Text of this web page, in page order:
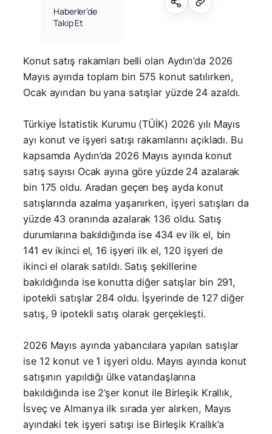
Haberler’de
Takip Et
Konut satış rakamları belli olan Aydın’da 2026
Mayıs ayında toplam bin 575 konut satılırken,
Ocak ayından bu yana satışlar yüzde 24 azaldı.
Türkiye İstatistik Kurumu (TÜİK) 2026 yılı Mayıs
ayı konut ve işyeri satışı rakamlarını açıkladı. Bu
kapsamda Aydın’da 2026 Mayıs ayında konut
satış sayısı Ocak ayına göre yüzde 24 azalarak
bin 175 oldu. Aradan geçen beş ayda konut
satışlarında azalma yaşanırken, işyeri satışları da
yüzde 43 oranında azalarak 136 oldu. Satış
durumlarına bakıldığında ise 434 ev ilk el, bin
141 ev ikinci el, 16 işyeri ilk el, 120 işyeri de
ikinci el olarak satıldı. Satış şekillerine
bakıldığında ise konutta diğer satışlar bin 291,
ipotekli satışlar 284 oldu. İşyerinde de 127 diğer
satış, 9 ipotekli satış olarak gerçekleşti.
2026 Mayıs ayında yabancılara yapılan satışlar
ise 12 konut ve 1 işyeri oldu. Mayıs ayında konut
satışının yapıldığı ülke vatandaşlarına
bakıldığında ise 2’şer konut ile Birleşik Krallık,
İsveç ve Almanya ilk sırada yer alırken, Mayıs
ayındaki tek işyeri satışı ise Birleşik Krallık’a